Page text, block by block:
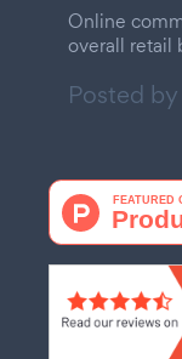
Online
overall retail
Posted